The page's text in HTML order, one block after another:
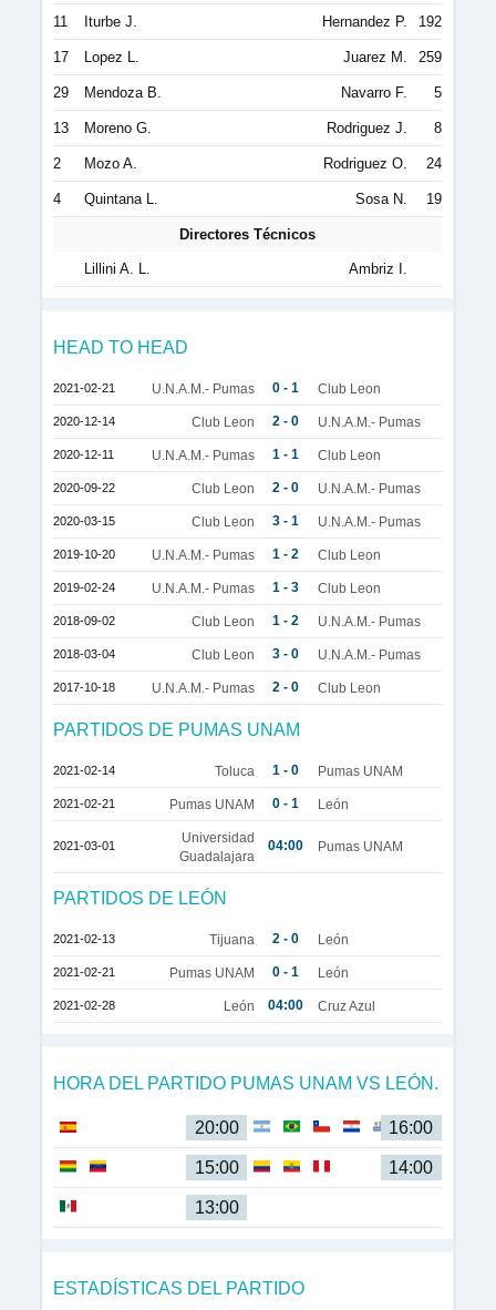
11 Iturbe J. Hernandez P. 192
17 Lopez L. Juarez M. 259
29 Mendoza B. Navarro F. 5
13 Moreno G. Rodriguez J. 8
2 Mozo A. Rodriguez O. 24
4 Quintana L. Sosa N. 19
Directores Técnicos
Lillini A. L. Ambriz I.
HEAD TO HEAD
2021-02-21 U.N.A.M.- Pumas 0 - 1 Club Leon
2020-12-14 Club Leon 2 - 0 U.N.A.M.- Pumas
2020-12-11 U.N.A.M.- Pumas 1 - 1 Club Leon
2020-09-22 Club Leon 2 - 0 U.N.A.M.- Pumas
2020-03-15 Club Leon 3 - 1 U.N.A.M.- Pumas
2019-10-20 U.N.A.M.- Pumas 1 - 2 Club Leon
2019-02-24 U.N.A.M.- Pumas 1 - 3 Club Leon
2018-09-02 Club Leon 1 - 2 U.N.A.M.- Pumas
2018-03-04 Club Leon 3 - 0 U.N.A.M.- Pumas
2017-10-18 U.N.A.M.- Pumas 2 - 0 Club Leon
PARTIDOS DE PUMAS UNAM
2021-02-14 Toluca 1 - 0 Pumas UNAM
2021-02-21 Pumas UNAM 0 - 1 León
2021-03-01
Universidad
Guadalajara
04:00 Pumas UNAM
PARTIDOS DE LEÓN
2021-02-13 Tijuana 2 - 0 León
2021-02-21 Pumas UNAM 0 - 1 León
2021-02-28 León 04:00 Cruz Azul
HORA DEL PARTIDO PUMAS UNAM VS LEÓN.
20:00 16:00
15:00 14:00
13:00
ESTADÍSTICAS DEL PARTIDO